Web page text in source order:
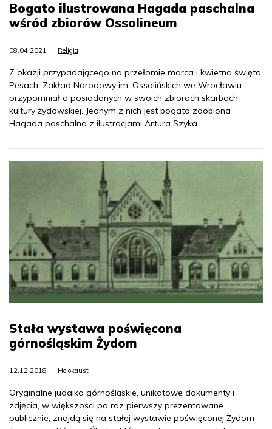
Bogato ilustrowana Hagada paschalna
wśród zbiorów Ossolineum
08.04.2021 Religia
Z okazji przypadającego na przełomie marca i kwietna święta
Pesach, Zakład Narodowy im. Ossolińskich we Wrocławiu
przypomniał o posiadanych w swoich zbiorach skarbach
kultury żydowskiej. Jednym z nich jest bogato zdobiona
Hagada paschalna z ilustracjami Artura Szyka.
Stała wystawa poświęcona
górnośląskim Żydom
12.12.2018 Holokaust
Oryginalne judaika górnośląskie, unikatowe dokumenty i
zdjęcia, w większości po raz pierwszy prezentowane
publicznie, znajdą się na stałej wystawie poświęconej Żydom